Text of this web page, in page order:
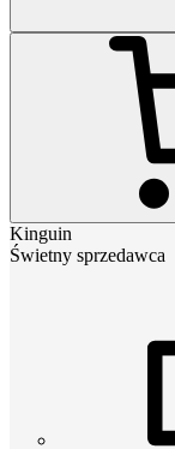
Kinguin
Świetny sprzedawca